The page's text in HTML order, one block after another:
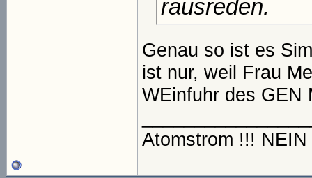
rausreden.
Genau so ist es
ist nur, weil Frau
WEinfuhr des GEN
Atomstrom !!!